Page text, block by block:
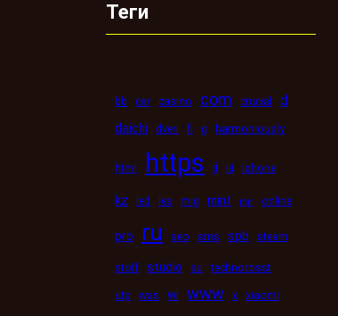
Теги
bb car casino com crucial d
daichi dveri fi g harmoniously
html https ii iii iphone
kz led les mig mint mir online
pro ru seo sms spb steam
stolf studio su technorosst
utp was wi www x xiaomi